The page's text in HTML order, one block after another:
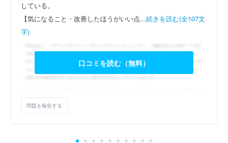
している。
【気になること・改善したほうがいい点...続きを読む(全107文
字)
口コミを読む（無料）
問題を報告する